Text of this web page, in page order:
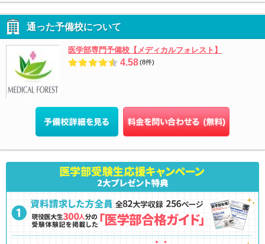
通った予備校について
医学部専門予備校【メディカルフォレスト】
4.58(8件)